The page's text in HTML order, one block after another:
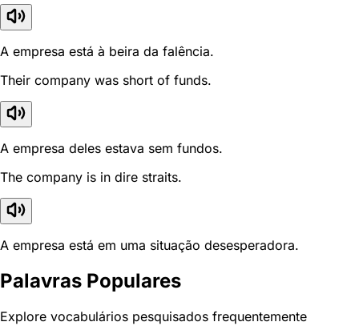
A empresa está à beira da falência.
Their company was short of funds.
A empresa deles estava sem fundos.
The company is in dire straits.
A empresa está em uma situação desesperadora.
Palavras Populares
Explore vocabulários pesquisados frequentemente